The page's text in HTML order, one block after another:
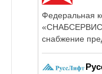
Федеральная
снабжение